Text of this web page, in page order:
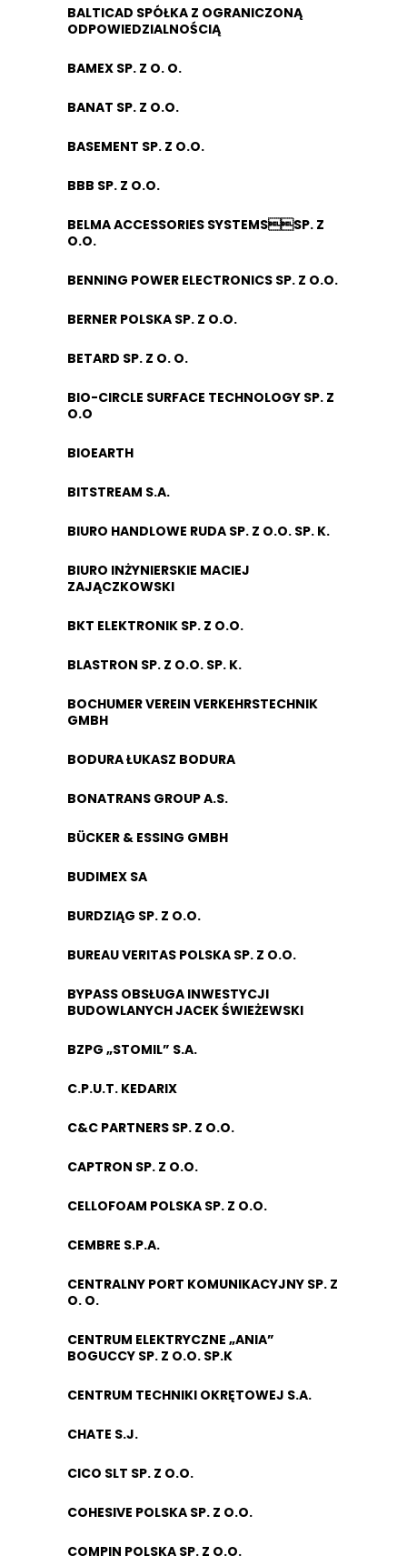
BALTICAD SPÓŁKA Z OGRANICZONĄ
ODPOWIEDZIALNOŚCIĄ
BAMEX SP. Z O. O.
BANAT SP. Z O.O.
BASEMENT SP. Z O.O.
BBB SP. Z O.O.
BELMA ACCESSORIES SYSTEMSSP. Z
O.O.
BENNING POWER ELECTRONICS SP. Z O.O.
BERNER POLSKA SP. Z O.O.
BETARD SP. Z O. O.
BIO-CIRCLE SURFACE TECHNOLOGY SP. Z
O.O
BIOEARTH
BITSTREAM S.A.
BIURO HANDLOWE RUDA SP. Z O.O. SP. K.
BIURO INŻYNIERSKIE MACIEJ
ZAJĄCZKOWSKI
BKT ELEKTRONIK SP. Z O.O.
BLASTRON SP. Z O.O. SP. K.
BOCHUMER VEREIN VERKEHRSTECHNIK
GMBH
BODURA ŁUKASZ BODURA
BONATRANS GROUP A.S.
BÜCKER & ESSING GMBH
BUDIMEX SA
BURDZIĄG SP. Z O.O.
BUREAU VERITAS POLSKA SP. Z O.O.
BYPASS OBSŁUGA INWESTYCJI
BUDOWLANYCH JACEK ŚWIEŻEWSKI
BZPG „STOMIL” S.A.
C.P.U.T. KEDARIX
C&C PARTNERS SP. Z O.O.
CAPTRON SP. Z O.O.
CELLOFOAM POLSKA SP. Z O.O.
CEMBRE S.P.A.
CENTRALNY PORT KOMUNIKACYJNY SP. Z
O. O.
CENTRUM ELEKTRYCZNE „ANIA”
BOGUCCY SP. Z O.O. SP.K
CENTRUM TECHNIKI OKRĘTOWEJ S.A.
CHATE S.J.
CICO SLT SP. Z O.O.
COHESIVE POLSKA SP. Z O.O.
COMPIN POLSKA SP. Z O.O.